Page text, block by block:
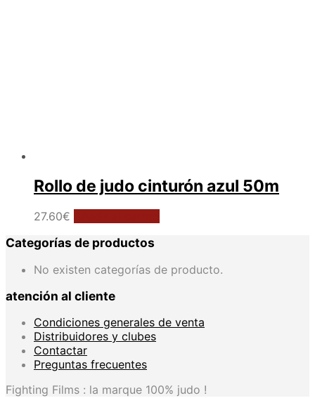
Rollo de judo cinturón azul 50m
27.60€
Categorías de productos
No existen categorías de producto.
atención al cliente
Condiciones generales de venta
Distribuidores y clubes
Contactar
Preguntas frecuentes
Fighting Films : la marque 100% judo !